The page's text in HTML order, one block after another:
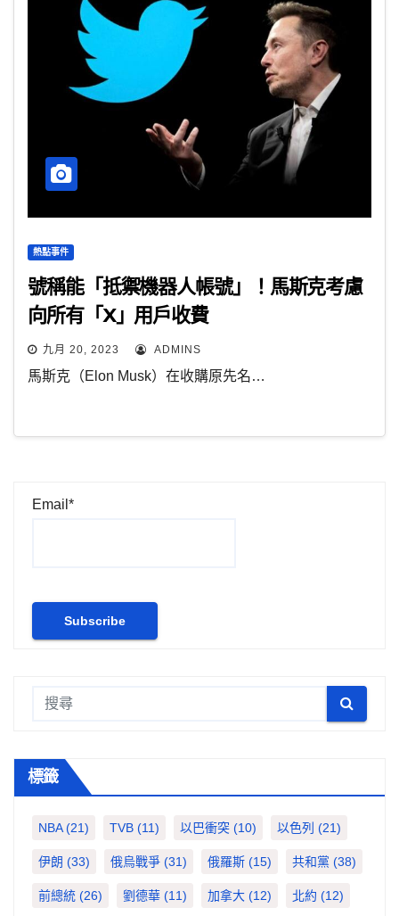
熱點事件
號稱能「抵禦機器人帳號」！馬斯克考慮
向所有「X」用戶收費
九月 20, 2023 ADMINS
馬斯克（Elon Musk）在收購原先名…
Email*
標籤
NBA(21) TVB (11) 以巴衝突 (10) 以色列 (21)
伊朗 (33) 俄烏戰爭 (31) 俄羅斯 (15) 共和黨 (38)
前總統 (26) 劉德華 (11) 加拿大 (12) 北約 (12)